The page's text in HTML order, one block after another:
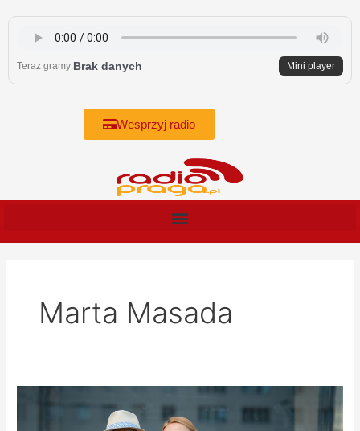
content
Teraz gramy:Brak danych Mini player
Wesprzyj radio
Marta Masada